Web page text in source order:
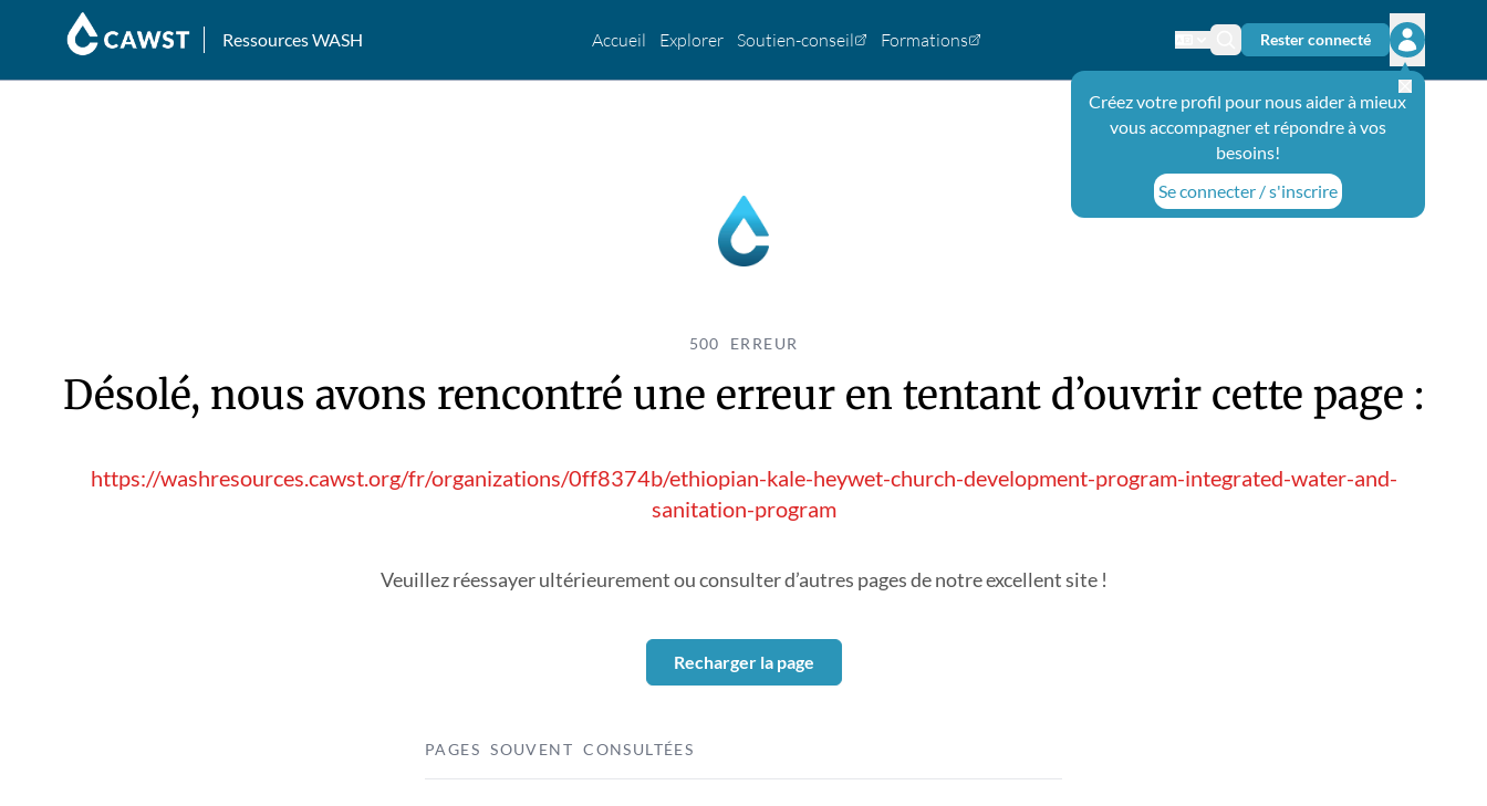
Ressources WASH Accueil Explorer Soutien-conseil Formations Changer de langue
Icône de recherche
Rester connecté
Ouvrir le
Créez votre profil pour nous aider à mieux
vous accompagner et répondre à vos
besoins!
Se connecter / s'inscrire
500 ERREUR
Désolé, nous avons rencontré une erreur en tentant d’ouvrir cette page :
https://washresources.cawst.org/fr/organizations/0ff8374b/ethiopian-kale-heywet-church-development-program-integrated-water-and-
sanitation-program
Veuillez réessayer ultérieurement ou consulter d’autres pages de notre excellent site !
Recharger la page
PAGES SOUVENT CONSULTÉES